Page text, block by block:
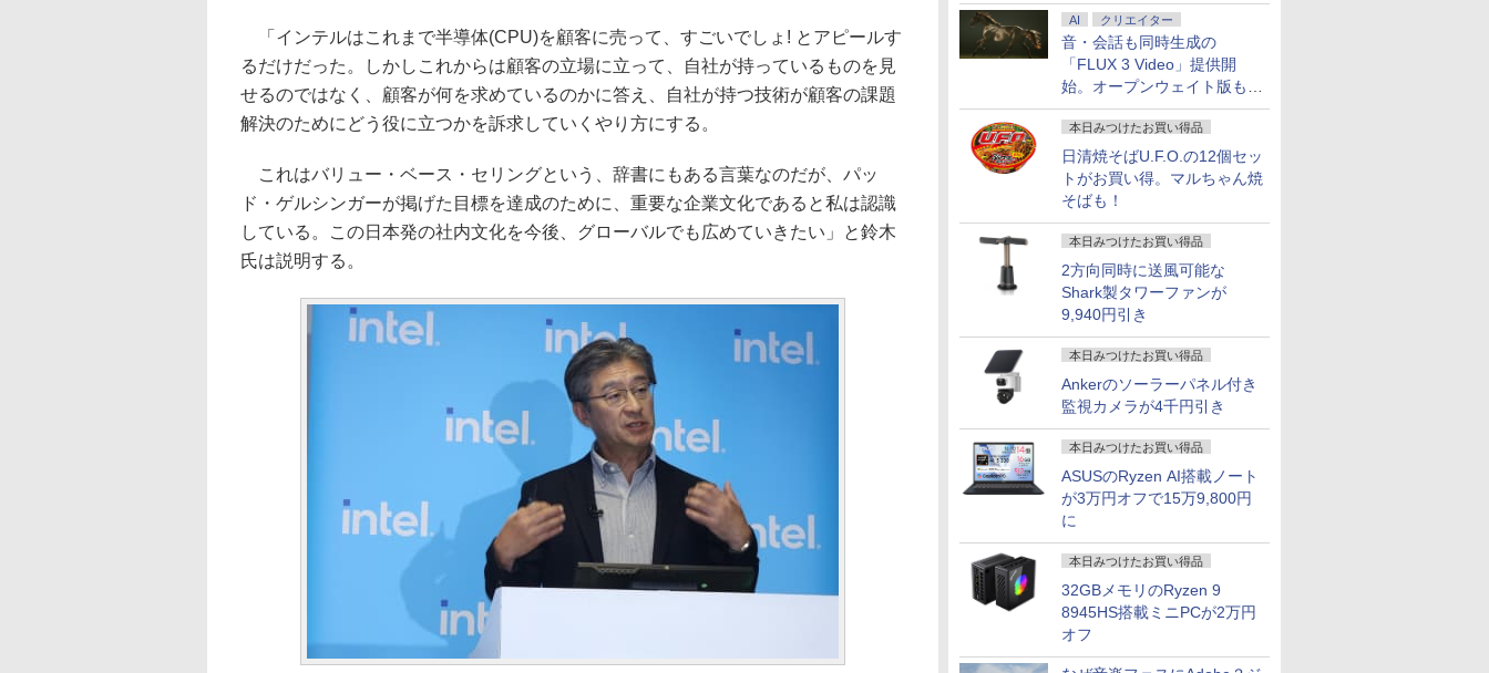
AI クリエイター
音・会話も同時生成の
「FLUX 3 Video」提供開
始。オープンウェイト版も計
画
本日みつけたお買い得品
日清焼そばU.F.O.の12個セッ
トがお買い得。マルちゃん焼
そばも！
本日みつけたお買い得品
2方向同時に送風可能な
Shark製タワーファンが
9,940円引き
本日みつけたお買い得品
Ankerのソーラーパネル付き
監視カメラが4千円引き
本日みつけたお買い得品
ASUSのRyzen AI搭載ノート
が3万円オフで15万9,800円
に
本日みつけたお買い得品
32GBメモリのRyzen 9
8945HS搭載ミニPCが2万円
オフ
「インテルはこれまで半導体(CPU)を顧客に売って、すごいでしょ! とアピールす
るだけだった。しかしこれからは顧客の立場に立って、自社が持っているものを見
せるのではなく、顧客が何を求めているのかに答え、自社が持つ技術が顧客の課題
解決のためにどう役に立つかを訴求していくやり方にする。
これはバリュー・ベース・セリングという、辞書にもある言葉なのだが、パッ
ド・ゲルシンガーが掲げた目標を達成のために、重要な企業文化であると私は認識
している。この日本発の社内文化を今後、グローバルでも広めていきたい」と鈴木
氏は説明する。